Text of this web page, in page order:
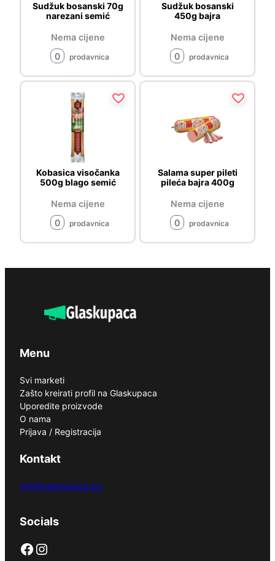
Sudžuk bosanski 70g
narezani semić
Nema cijene
0
prodavnica
Sudžuk bosanski
450g bajra
Nema cijene
0
prodavnica
Kobasica visočanka
500g blago semić
Nema cijene
0
prodavnica
Salama super pileti
pileća bajra 400g
Nema cijene
0
prodavnica
Menu
Svi marketi
Zašto kreirati profil na Glaskupaca
Uporedite proizvode
O nama
Prijava / Registracija
Kontakt
info@glaskupaca.ba
Socials
Facebook Instagram